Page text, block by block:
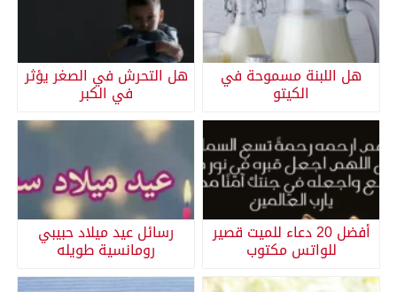
هل اللبنة مسموحة في
الكيتو
هل التحرش في الصغر يؤثر
في الكبر
أفضل 20 دعاء للميت قصير
للواتس مكتوب
رسائل عيد ميلاد حبيبي
رومانسية طويله